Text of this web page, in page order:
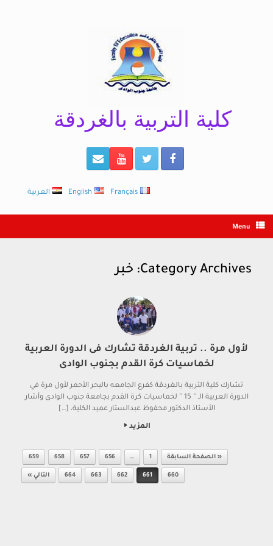
كلية التربية بالغردقة
العربية English Français
Menu
Category Archives: خبر
لأول مرة .. تربية الغردقة تشارك فى الدورة العربية
لخماسيات كرة القدم بجنوب الوادى
تشارك كلية التربية بالغردقة كفرع الجامعه بالبحر الأحمر لأول مرة في
الدورة العربية الـ ” 15 ” لخماسيات كرة القدم بجامعة جنوب الوادى وأشار
الأستاذ الدكتور محفوظ عبدالستار عميد الكلية، […]
المزيد
Post navigation« الصفحة السابقة 1
…
656
657
658
659
660
661
662
663
664 التالي »